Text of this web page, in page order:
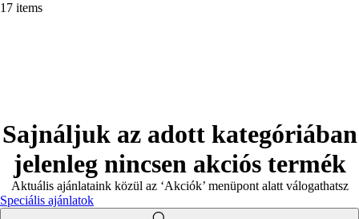
17 items
Sajnáljuk az adott kategóriában
jelenleg nincsen akciós termék
Aktuális ajánlataink közül az ‘Akciók’ menüpont alatt válogathatsz
Speciális ajánlatok